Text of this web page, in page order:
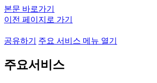
본문 바로가기
이전 페이지로 가기
공유하기 주요 서비스 메뉴 열기
주요서비스